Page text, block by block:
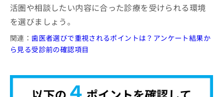
活圏や相談したい内容に合った診療を受けられる環境
を選びましょう。
関連：歯医者選びで重視されるポイントは？アンケート結果か
ら見る受診前の確認項目